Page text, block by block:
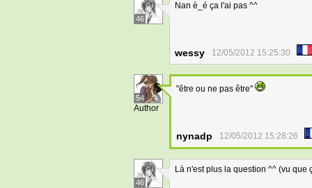
46
Nan è_é ça l'ai pas ^^
wessy 12/05/2012 15:25:30
54
Author
"être ou ne pas être"
nynadp 12/05/2012 15:28:26
46
Là n'est plus la question ^^ (vu que